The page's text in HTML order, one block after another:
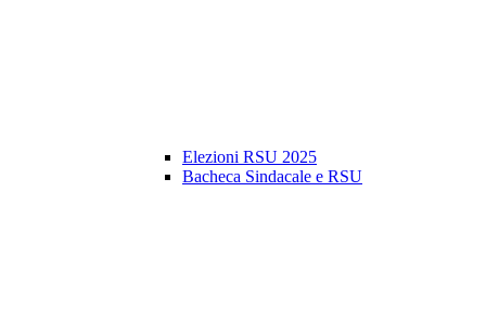
Elezioni RSU 2025
Bacheca Sindacale e RSU